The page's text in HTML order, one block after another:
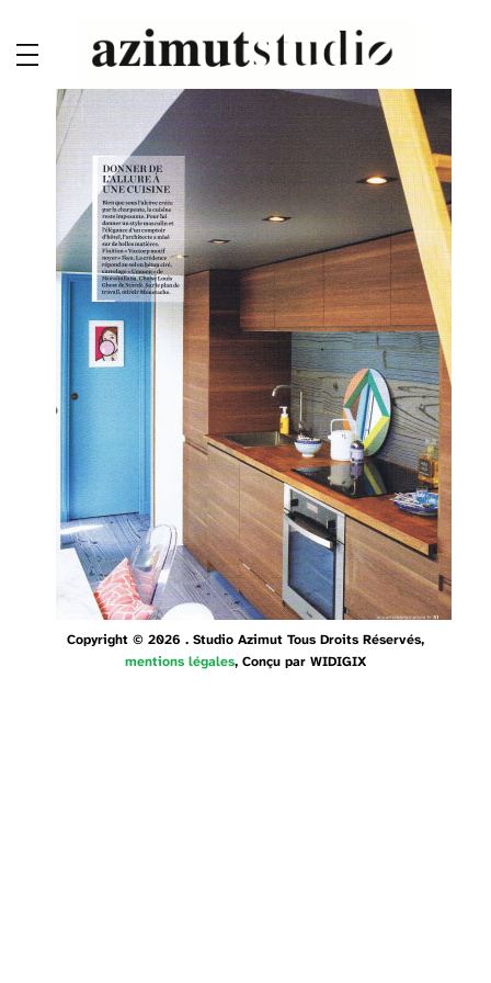
Copyright © 2026 . Studio Azimut Tous Droits Réservés,
mentions légales, Conçu par WIDIGIX